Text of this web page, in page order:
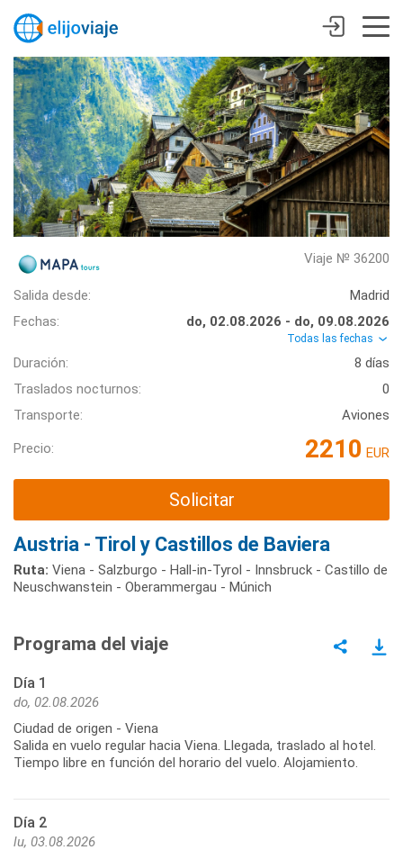
Viaje № 36200
Salida desde:
Madrid
Fechas:
do, 02.08.2026 - do, 09.08.2026
Todas las fechas
Duración:
8 días
Traslados nocturnos:
0
Transporte:
Aviones
Precio: 2210 EUR
Solicitar
Austria - Tirol y Castillos de Baviera
Ruta: Viena - Salzburgo - Hall-in-Tyrol - Innsbruck - Castillo de
Neuschwanstein - Oberammergau - Múnich
Programa del viaje
Día 1
do, 02.08.2026
Ciudad de origen - Viena
Salida en vuelo regular hacia Viena. Llegada, traslado al hotel.
Tiempo libre en función del horario del vuelo. Alojamiento.
Día 2
lu, 03.08.2026